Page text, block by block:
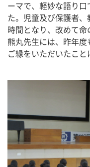
ーマで、軽妙な語り
た。児童及び保護者
時間となり、改めて命
熊丸先生には、昨年
ご縁をいただいたこと